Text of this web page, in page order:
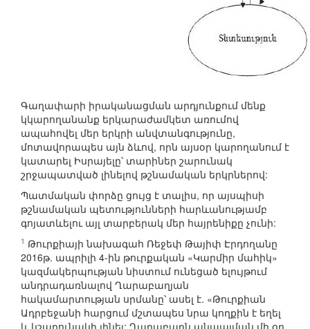
Գաղափարի իրականացման արդյունքում մենք
կկարողանանք երկարաժամկետ առումով
ապահովել մեր երկրի անվտանգությունը,
մոտավորապես այն ձևով, որն այսօր կարողանում է
կատարել Իսրայելը՝ տարիներ շարունակ
շրջապատված լինելով թշնամական երկրներով:
Պատմական փորձը ցույց է տալիս, որ այսպիսի
թշնամական պետությունների հարևանությամբ
գոյատևելու այլ տարբերակ մեր հայրենիքը չունի:
1 Թուրքիայի նախագահ Ռեջեփ Թայիփ Էրդողանը
2016թ. ապրիլի 4-ին թուրքական «Կարմիր մահիկ»
կազմակերպության նիստում ունեցած ելույթում
անդրադառնալով Ղարաբաղյան
հակամարտության սրմանը՝ ասել է. «Թուրքիան
Ադրբեջանի հարցում մշտապես նրա կողքին է եղել